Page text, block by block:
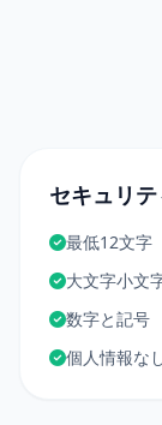
セキュリ
最低12文字
大文字小文
数字と記号
個人情報な